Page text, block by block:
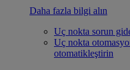
Daha fazla bilgi alın
Uç nokta sorun
Uç nokta
otomatikleştirin